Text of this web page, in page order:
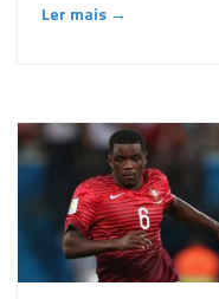
Ler mais →